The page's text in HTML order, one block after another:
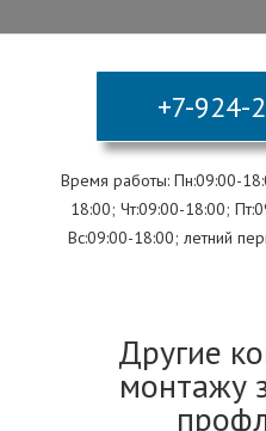
+7-924-
Время работы: Пн:09:00-
18:00; Чт:09:00-18:00;
Вс:09:00-18:00; летний
Другие
монтажу